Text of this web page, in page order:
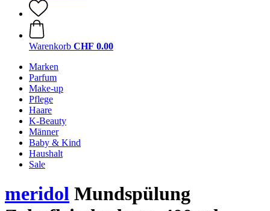
Warenkorb CHF 0.00
Marken
Parfum
Make-up
Pflege
Haare
K-Beauty
Männer
Baby & Kind
Haushalt
Sale
meridol Mundspülung